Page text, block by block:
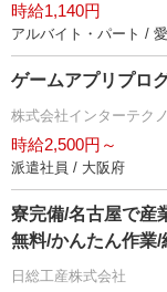
時給1,140円
アルバイト・パート /
ゲームアプリプロ
株式会社インターテクノ
時給2,500円～
派遣社員 / 大阪府
寮完備/名古屋で産
無料/かんたん作業
日総工産株式会社